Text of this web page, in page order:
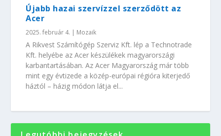
Újabb hazai szervízzel szerződött az
Acer
2025. február 4. | Mozaik
A Rikvest Számítógép Szerviz Kft. lép a Technotrade
Kft. helyébe az Acer készülékek magyarországi
karbantartásában. Az Acer Magyarország már több
mint egy évtizede a közép-európai régióra kiterjedő
háztól – házig módon látja el...